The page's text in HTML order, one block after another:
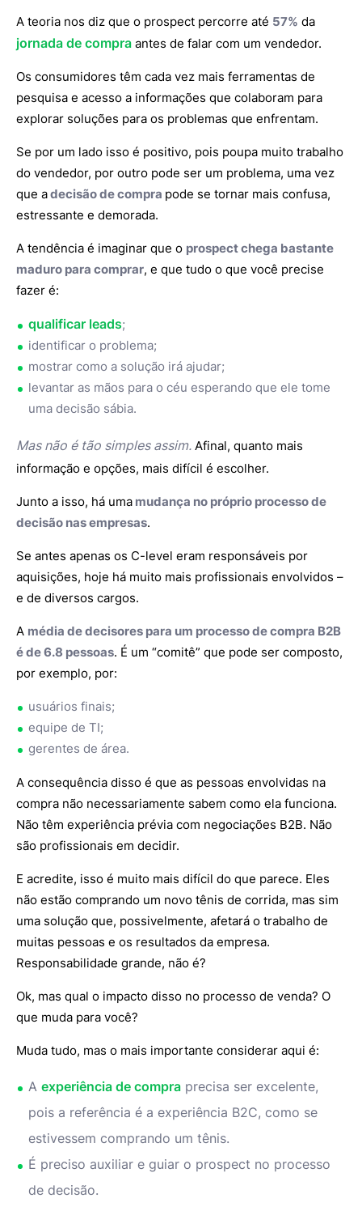
A teoria nos diz que o prospect percorre até 57% da
jornada de compra antes de falar com um vendedor.
Os consumidores têm cada vez mais ferramentas de
pesquisa e acesso a informações que colaboram para
explorar soluções para os problemas que enfrentam.
Se por um lado isso é positivo, pois poupa muito trabalho
do vendedor, por outro pode ser um problema, uma vez
que adecisão de compra pode se tornar mais confusa,
estressante e demorada.
A tendência é imaginar que o prospect chega bastante
maduro para comprar, e que tudo o que você precise
fazer é:
qualificar leads;
identificar o problema;
mostrar como a solução irá ajudar;
levantar as mãos para o céu esperando que ele tome
uma decisão sábia.
Mas não é tão simples assim. Afinal, quanto mais
informação e opções, mais difícil é escolher.
Junto a isso, há uma mudança no próprio processo de
decisão nas empresas.
Se antes apenas os C-level eram responsáveis por
aquisições, hoje há muito mais profissionais envolvidos –
e de diversos cargos.
A média de decisores para um processo de compra B2B
é de 6.8 pessoas. É um “comitê” que pode ser composto,
por exemplo, por:
usuários finais;
equipe de TI;
gerentes de área.
A consequência disso é que as pessoas envolvidas na
compra não necessariamente sabem como ela funciona.
Não têm experiência prévia com negociações B2B. Não
são profissionais em decidir.
E acredite, isso é muito mais difícil do que parece. Eles
não estão comprando um novo tênis de corrida, mas sim
uma solução que, possivelmente, afetará o trabalho de
muitas pessoas e os resultados da empresa.
Responsabilidade grande, não é?
Ok, mas qual o impacto disso no processo de venda? O
que muda para você?
Muda tudo, mas o mais importante considerar aqui é:
A experiência de compra precisa ser excelente,
pois a referência é a experiência B2C, como se
estivessem comprando um tênis.
É preciso auxiliar e guiar o prospect no processo
de decisão.